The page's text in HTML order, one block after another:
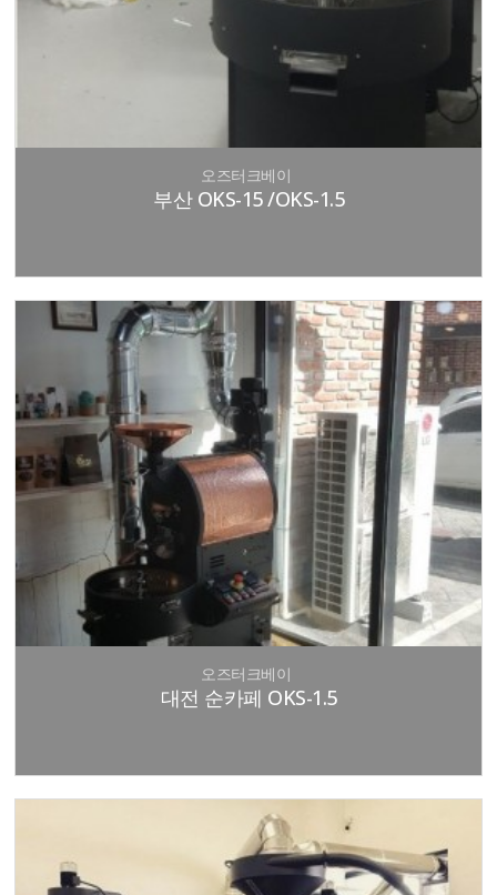
오즈터크베이
부산 OKS-15 /OKS-1.5
오즈터크베이
대전 순카페 OKS-1.5